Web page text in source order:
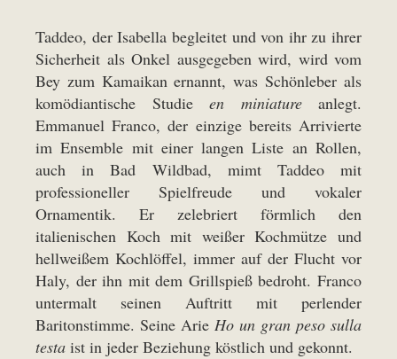
Taddeo, der Isabella begleitet und von ihr zu ihrer
Sicherheit als Onkel ausgegeben wird, wird vom
Bey zum Kamaikan ernannt, was Schönleber als
komödiantische Studie en miniatureanlegt.
Emmanuel Franco, der einzige bereits Arrivierte
im Ensemble mit einer langen Liste an Rollen,
auch in Bad Wildbad, mimt Taddeo mit
professioneller Spielfreude und vokaler
Ornamentik. Er zelebriert förmlich den
italienischen Koch mit weißer Kochmütze und
hellweißem Kochlöffel, immer auf der Flucht vor
Haly, der ihn mit dem Grillspieß bedroht. Franco
untermalt seinen Auftritt mit perlender
Baritonstimme. Seine Arie Ho un gran peso sulla
testa ist in jeder Beziehung köstlich und gekonnt.